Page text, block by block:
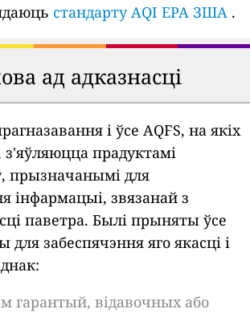
стандарту AQI EPA ЗША .
ад адказнасці
і ўсе AQFS, на якіх
з'яўляюцца прадуктамі
прызначанымі для
інфармацыі, звязанай з
паветра. Былі прыняты ўсе
забеспячэння яго якасці і
гарантый, відавочных або